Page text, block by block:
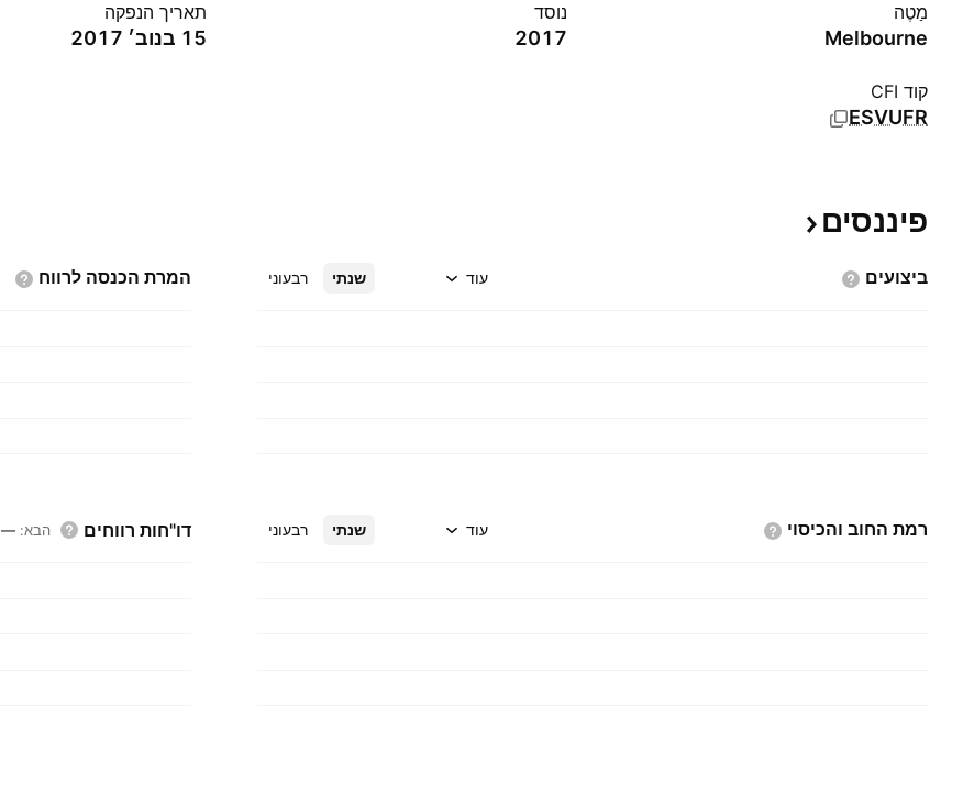
מַטֶה
Melbourne
נוסד
2017
תאריך הנפקה
15 בנוב׳ 2017
קוד CFI
ESVUFR
פיננסים
ביצועים שנתי רבעוני עוד המרת הכנסה לרווח
רמת החוב והכיסוי שנתי רבעוני עוד דו"חות רווחים הבא:
—